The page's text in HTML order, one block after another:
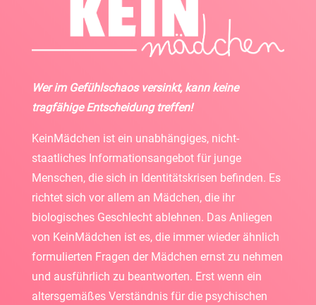
Wer im Gefühlschaos versinkt, kann keine
tragfähige Entscheidung treffen!
KeinMädchen ist ein unabhängiges, nicht-
staatliches Informationsangebot für junge
Menschen, die sich in Identitätskrisen befinden. Es
richtet sich vor allem an Mädchen, die ihr
biologisches Geschlecht ablehnen. Das Anliegen
von KeinMädchen ist es, die immer wieder ähnlich
formulierten Fragen der Mädchen ernst zu nehmen
und ausführlich zu beantworten. Erst wenn ein
altersgemäßes Verständnis für die psychischen